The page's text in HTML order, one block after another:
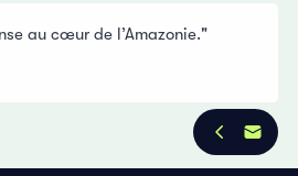
au cœur de l’Ama­zo­nie."